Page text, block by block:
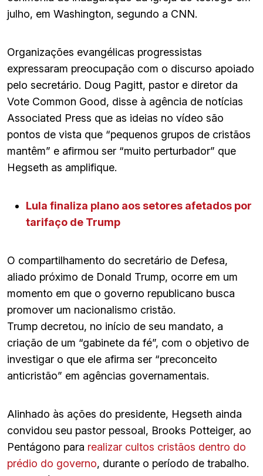
julho, em Washington, segundo a CNN.
Organizações evangélicas progressistas
expressaram preocupação com o discurso apoiado
pelo secretário. Doug Pagitt, pastor e diretor da
Vote Common Good, disse à agência de notícias
Associated Press que as ideias no vídeo são
pontos de vista que “pequenos grupos de cristãos
mantêm” e afirmou ser “muito perturbador” que
Hegseth as amplifique.
Lula finaliza plano aos setores afetados por
tarifaço de Trump
O compartilhamento do secretário de Defesa,
aliado próximo de Donald Trump, ocorre em um
momento em que o governo republicano busca
promover um nacionalismo cristão.
Trump decretou, no início de seu mandato, a
criação de um “gabinete da fé”, com o objetivo de
investigar o que ele afirma ser “preconceito
anticristão” em agências governamentais.
Alinhado às ações do presidente, Hegseth ainda
convidou seu pastor pessoal, Brooks Potteiger, ao
Pentágono para realizar cultos cristãos dentro do
prédio do governo, durante o período de trabalho.